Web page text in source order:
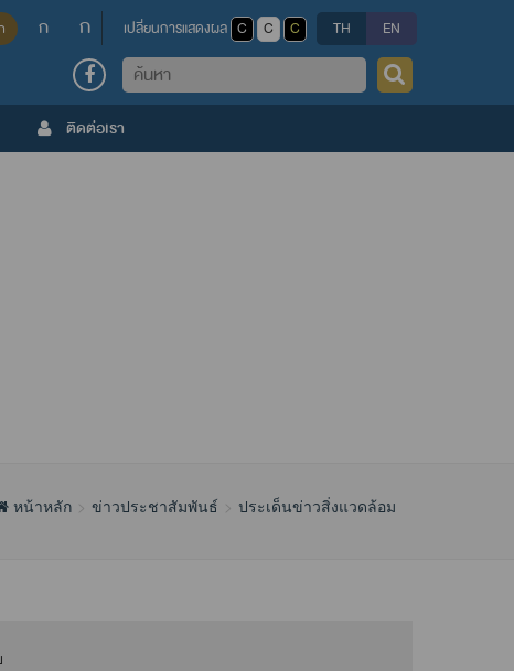
ก ก เปลี่ยนการแสดงผล C C C TH EN
ค้นหา
ติดต่อเรา
หน้าหลัก ข่าวประชาสัมพันธ์ ประเด็นข่าวสิ่งแวดล้อม